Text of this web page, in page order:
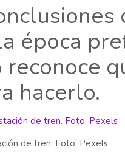
época
reconoce
hacerlo.
de tren. Foto. Pexels